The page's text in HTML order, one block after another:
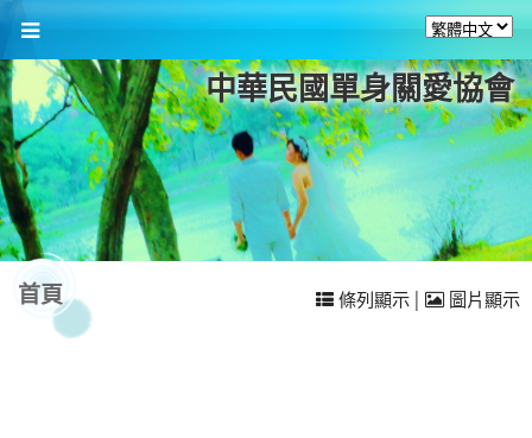
中華民國單身關愛協會
首頁 條列顯示 | 圖片顯示